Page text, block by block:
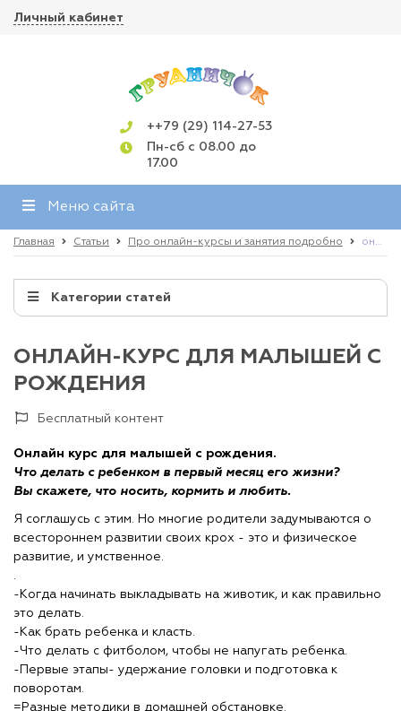
++79 (29) 114-27-53
Пн-сб с 08.00 до
17.00
Личный кабинет
Меню сайта
Главная Статьи Про онлайн-курсы и занятия подробно онлайн-курс для малышей с рождения
Категории статей
ОНЛАЙН-КУРС ДЛЯ МАЛЫШЕЙ С
РОЖДЕНИЯ
Бесплатный контент
Онлайн курс для малышей с рождения.
Что делать с ребенком в первый месяц его жизни?
Вы скажете, что носить, кормить и любить.
Я соглашусь с этим. Но многие родители задумываются о
всестороннем развитии своих крох - это и физическое
развитие, и умственное.
.
-Когда начинать выкладывать на животик, и как правильно
это делать.
-Как брать ребенка и класть.
-Что делать с фитболом, чтобы не напугать ребенка.
-Первые этапы- удержание головки и подготовка к
поворотам.
=Разные методики в домашней обстановке.